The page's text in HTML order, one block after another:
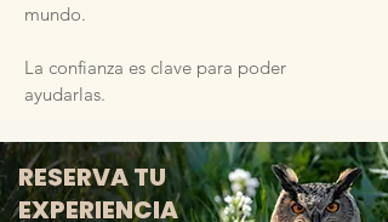
mundo.
La confianza es clave para poder
ayudarlas.
RESERVA TU
EXPERIENCIA